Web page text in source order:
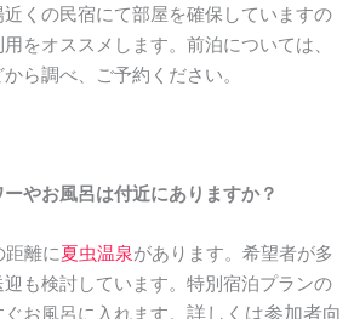
くの民宿にて部屋を確保していますの
をオススメします。前泊については、
ら調べ、ご予約ください。
やお風呂は付近にありますか？
距離に夏虫温泉があります。希望者が多
も検討しています。特別宿泊プランの
お風呂に入れます。 詳しくは参加者向